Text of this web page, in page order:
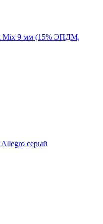
Мix 9 мм (15% ЭПДМ,
серый